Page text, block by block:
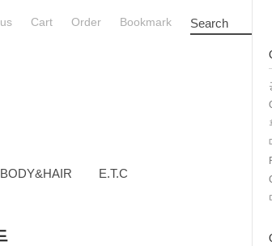
Cart Order Bookmark Search
BODY&HAIR E.T.C